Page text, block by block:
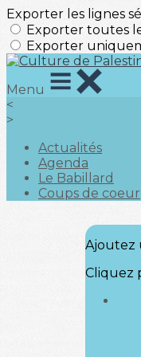
Exporter les lignes
Exporter toutes
Exporter
Menu
<
>
Actualités
Agenda
Le Babillard
Coups de coeur
Ajoutez
Cliquez